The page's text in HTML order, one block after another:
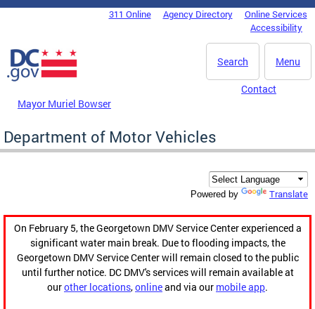
Skip to main content
DC Agency Top Menu311 Online Agency Directory
Online Services
Accessibility
Menu
Search
Mayor Muriel Bowser
Contact
Department of Motor Vehicles
Powered by Translate
On February 5, the Georgetown DMV Service Center experienced a
significant water main break. Due to flooding impacts, the
Georgetown DMV Service Center will remain closed to the public
until further notice. DC DMV's services will remain available at
ourother locations,onlineand via our mobile app.